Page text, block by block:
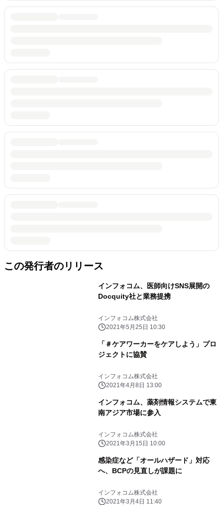
この発行者のリリース
インフォコム、医師向けSNS展開の
Docquity社と業務提携
インフォコム株式会社
2021年5月25日 10:30
「＃ケアワーカーをケアしよう」プロ
ジェクトに協賛
インフォコム株式会社
2021年4月8日 13:00
インフォコム、薬剤情報システムで東
南アジア市場に参入
インフォコム株式会社
2021年3月15日 10:00
感染症など「オールハザード」対応
へ、BCPの見直しが課題に
インフォコム株式会社
2021年3月4日 11:40